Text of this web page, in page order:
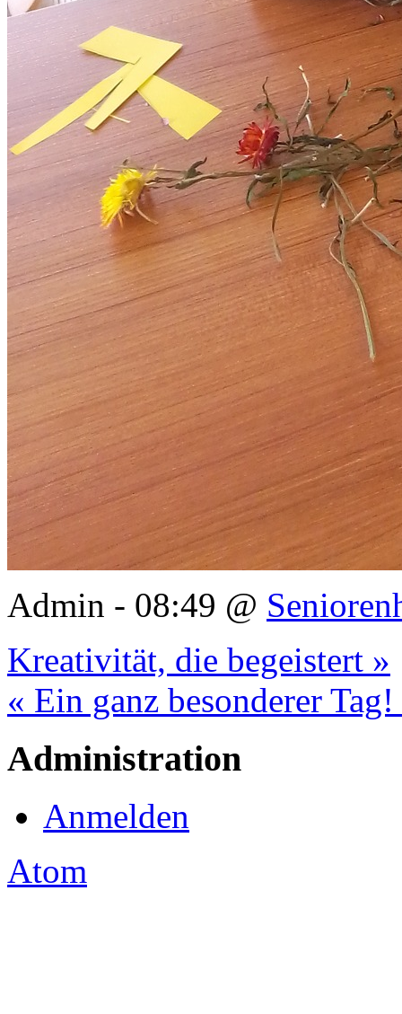
Admin - 08:49 @
Kreativität, die begeistert »
« Ein ganz besonderer
Administration
Anmelden
Atom